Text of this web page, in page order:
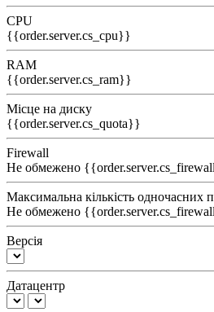
CPU
{{order.server.cs_cpu}}
RAM
{{order.server.cs_ram}}
Місце на диску
{{order.server.cs_quota}}
Firewall
Не обмежено
Максимальна кількість одночасних
Не обмежено
Версія
Датацентр